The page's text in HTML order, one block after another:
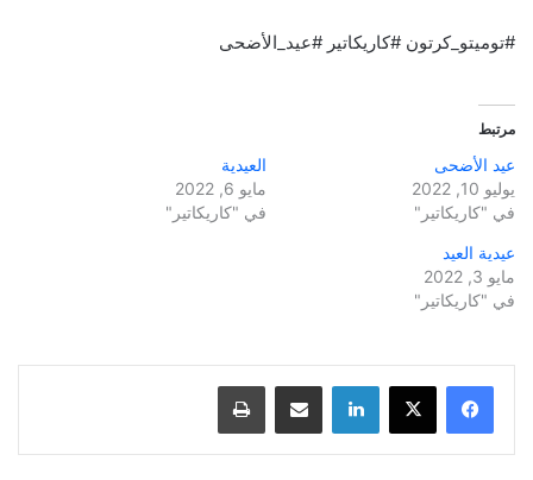
#توميتو_كرتون #كاريكاتير #عيد_الأضحى
مرتبط
عيد الأضحى
يوليو 10, 2022
في "كاريكاتير"
العيدية
مايو 6, 2022
في "كاريكاتير"
عيدية العيد
مايو 3, 2022
في "كاريكاتير"
لينكدإن مشاركة عبر البريد طباعة